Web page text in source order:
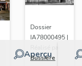
Aperçu
Dossier
IA78000495 |
Bussière